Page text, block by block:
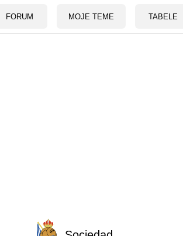
FORUM MOJE TEME TABELE